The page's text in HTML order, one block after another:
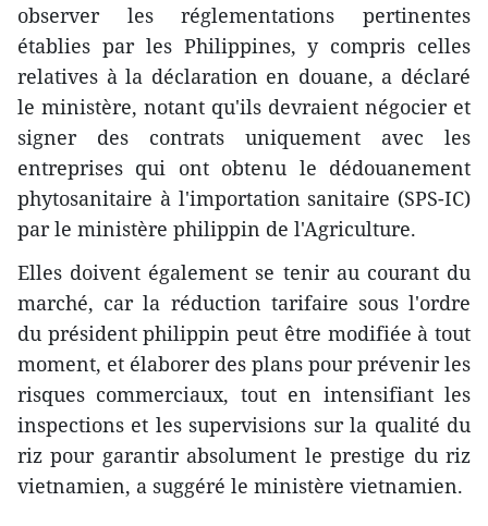
observer les réglementations pertinentes
établies par les Philippines, y compris celles
relatives à la déclaration en douane, a déclaré
le ministère, notant qu'ils devraient négocier et
signer des contrats uniquement avec les
entreprises qui ont obtenu le dédouanement
phytosanitaire à l'importation sanitaire (SPS-IC)
par le ministère philippin de l'Agriculture.
Elles doivent également se tenir au courant du
marché, car la réduction tarifaire sous l'ordre
du président philippin peut être modifiée à tout
moment, et élaborer des plans pour prévenir les
risques commerciaux, tout en intensifiant les
inspections et les supervisions sur la qualité du
riz pour garantir absolument le prestige du riz
vietnamien, a suggéré le ministère vietnamien.